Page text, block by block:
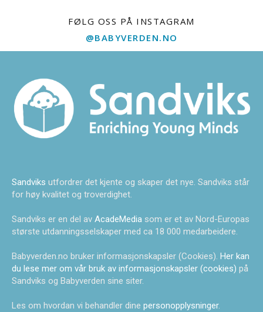
FØLG OSS PÅ INSTAGRAM
@BABYVERDEN.NO
Sandviks utfordrer det kjente og skaper det nye. Sandviks står
for høy kvalitet og troverdighet.
Sandviks er en del av AcadeMedia som er et av Nord-Europas
største utdanningsselskaper med ca 18 000 medarbeidere.
Babyverden.no bruker informasjonskapsler (Cookies). Her kan
du lese mer om vår bruk av informasjonskapsler (cookies) på
Sandviks og Babyverden sine siter.
Les om hvordan vi behandler dine personopplysninger.